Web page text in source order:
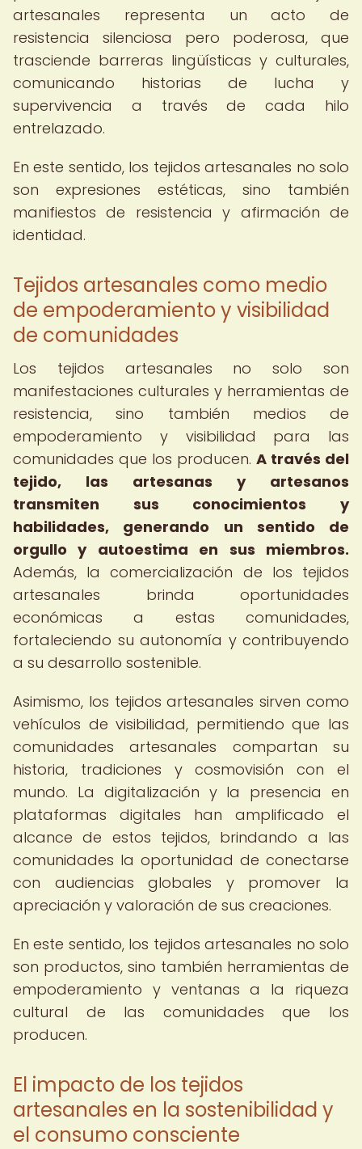
artesanales representa un acto de
resistencia silenciosa pero poderosa, que
trasciende barreras lingüísticas y culturales,
comunicando historias de lucha y
supervivencia a través de cada hilo
entrelazado.
En este sentido, los tejidos artesanales no solo
son expresiones estéticas, sino también
manifiestos de resistencia y afirmación de
identidad.
Tejidos artesanales como medio
de empoderamiento y visibilidad
de comunidades
Los tejidos artesanales no solo son
manifestaciones culturales y herramientas de
resistencia, sino también medios de
empoderamiento y visibilidad para las
comunidades que los producen. A través del
tejido, las artesanas y artesanos
transmiten sus conocimientos y
habilidades, generando un sentido de
orgullo y autoestima en sus miembros.
Además, la comercialización de los tejidos
artesanales brinda oportunidades
económicas a estas comunidades,
fortaleciendo su autonomía y contribuyendo
a su desarrollo sostenible.
Asimismo, los tejidos artesanales sirven como
vehículos de visibilidad, permitiendo que las
comunidades artesanales compartan su
historia, tradiciones y cosmovisión con el
mundo. La digitalización y la presencia en
plataformas digitales han amplificado el
alcance de estos tejidos, brindando a las
comunidades la oportunidad de conectarse
con audiencias globales y promover la
apreciación y valoración de sus creaciones.
En este sentido, los tejidos artesanales no solo
son productos, sino también herramientas de
empoderamiento y ventanas a la riqueza
cultural de las comunidades que los
producen.
El impacto de los tejidos
artesanales en la sostenibilidad y
el consumo consciente